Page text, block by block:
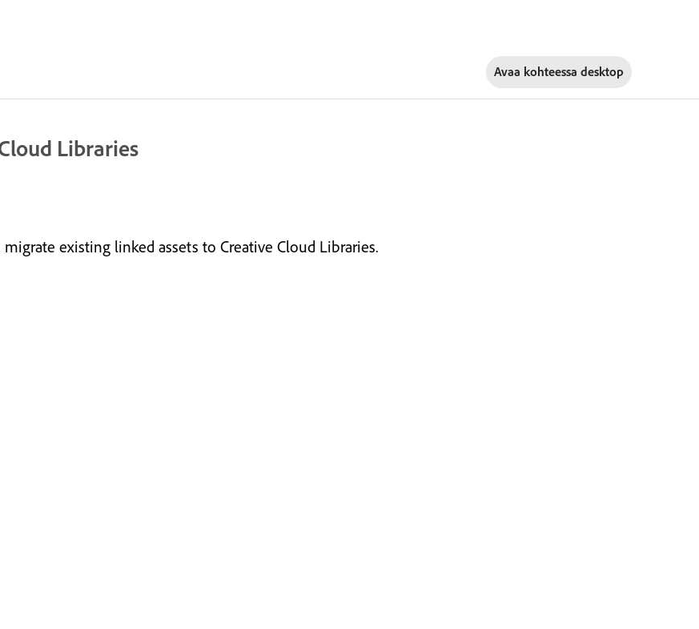
Avaa kohteessa desktop
Libraries
existing linked assets to Creative Cloud Libraries.